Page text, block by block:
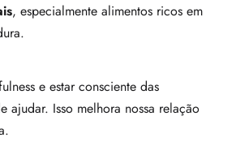
, especialmente alimentos ricos em
e estar consciente das
ajudar. Isso melhora nossa relação